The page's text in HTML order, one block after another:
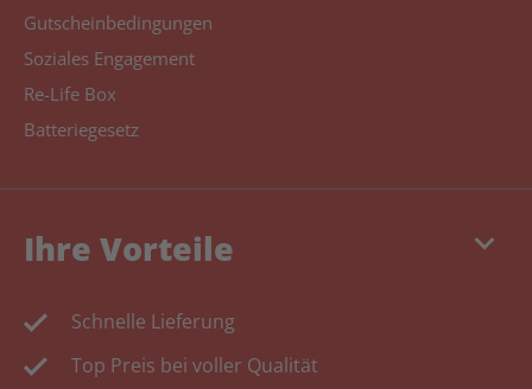
Gutscheinbedingungen
Soziales Engagement
Re-Life Box
Batteriegesetz
keyboard_arrow_down
Ihre Vorteile
Schnelle Lieferung
Top Preis bei voller Qualität